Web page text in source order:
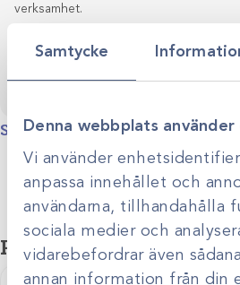
Samtycke
Denna webbplats använder
Vi använder
anpassa innehållet och
användarna, tillhandahålla
sociala medier och
vidarebefordrar även
annan information från din
Specifikationer
Produktgrupp
verksamhet.
Relaterade produkter